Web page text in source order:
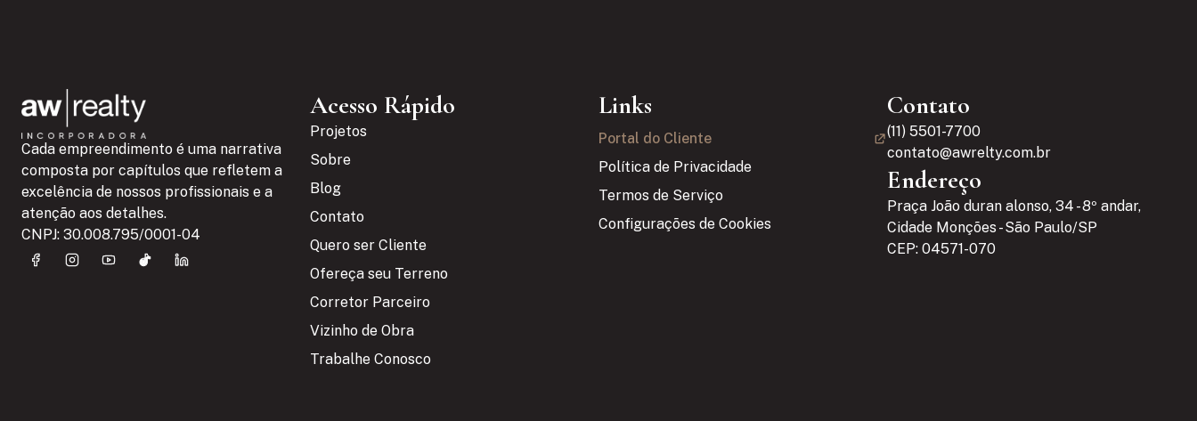
Cada empreendimento é uma narrativa
composta por capítulos que refletem a
excelência de nossos profissionais e a
atenção aos detalhes.
CNPJ: 30.008.795/0001-04
Acesso Rápido
Projetos
Sobre
Blog
Contato
Quero ser Cliente
Ofereça seu Terreno
Corretor Parceiro
Vizinho de Obra
Trabalhe Conosco
Links
Portal do Cliente
Política de Privacidade
Termos de Serviço
Configurações de Cookies
Contato
(11) 5501-7700
contato@awrelty.com.br
Endereço
Praça João duran alonso, 34 - 8º andar,
Cidade Monções - São Paulo/SP
CEP: 04571-070